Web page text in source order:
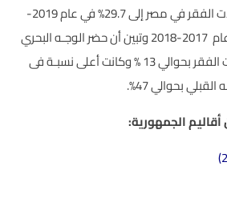
تراجعت متوسط معدلات الفقر في مصر إلى 29.7% في عام 2019-
2020 مقابل 32.5% في عام 2017-2018 وتبين أن حضر الوجـه البحري
أقل نسبـة فى معدلات الفقر بحوالي 13 % وكانت أعلى نسبـة فى
بحوالي 47%.
الجمهورية: